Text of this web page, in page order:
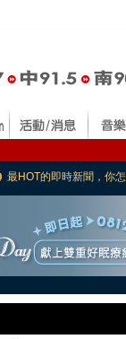
最HOT的即時新聞，你